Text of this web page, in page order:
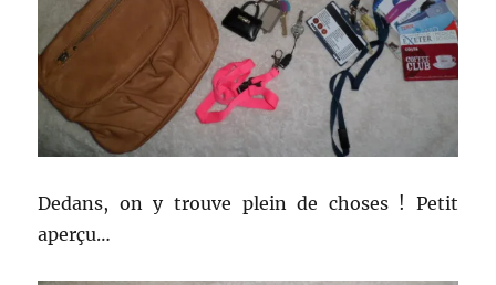
Dedans, on y trouve plein de choses ! Petit
aperçu…